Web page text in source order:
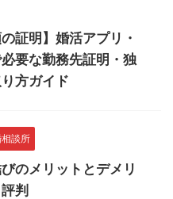
の証明】婚活アプリ・
要な勤務先証明・独
方ガイド
談所
のメリットとデメリ
判